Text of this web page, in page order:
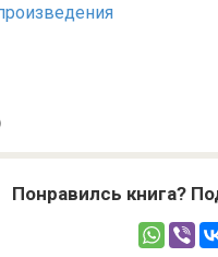
Понравилсь книга?